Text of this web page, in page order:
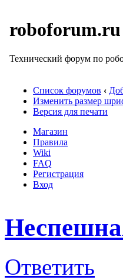
roboforum.ru
Технический форум по
Список форумов ‹
Изменить размер
Версия для печати
Магазин
Правила
Wiki
FAQ
Регистрация
Вход
Ответить